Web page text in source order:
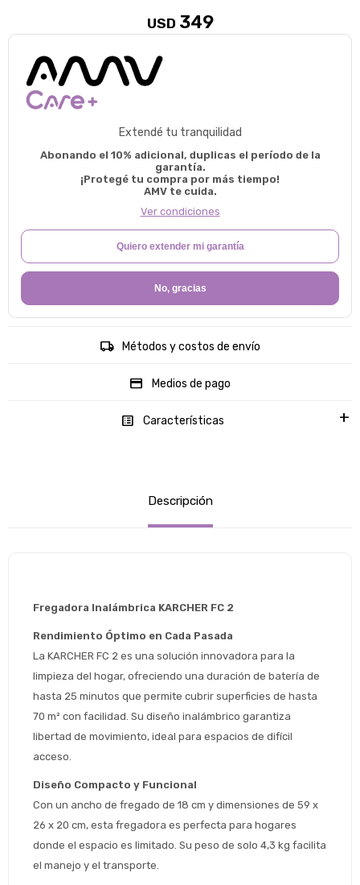
USD 349
Extendé tu tranquilidad
Abonando el 10% adicional, duplicas el período de la
garantía.
¡Protegé tu compra por más tiempo!
AMV te cuida.
Ver condiciones
Quiero extender mi garantía
No, gracias
Métodos y costos de envío
Medios de pago
Características
Descripción
Fregadora Inalámbrica KARCHER FC 2
Rendimiento Óptimo en Cada Pasada
La KARCHER FC 2 es una solución innovadora para la
limpieza del hogar, ofreciendo una duración de batería de
hasta 25 minutos que permite cubrir superficies de hasta
70 m² con facilidad. Su diseño inalámbrico garantiza
libertad de movimiento, ideal para espacios de difícil
acceso.
Diseño Compacto y Funcional
Con un ancho de fregado de 18 cm y dimensiones de 59 x
26 x 20 cm, esta fregadora es perfecta para hogares
donde el espacio es limitado. Su peso de solo 4,3 kg facilita
el manejo y el transporte.